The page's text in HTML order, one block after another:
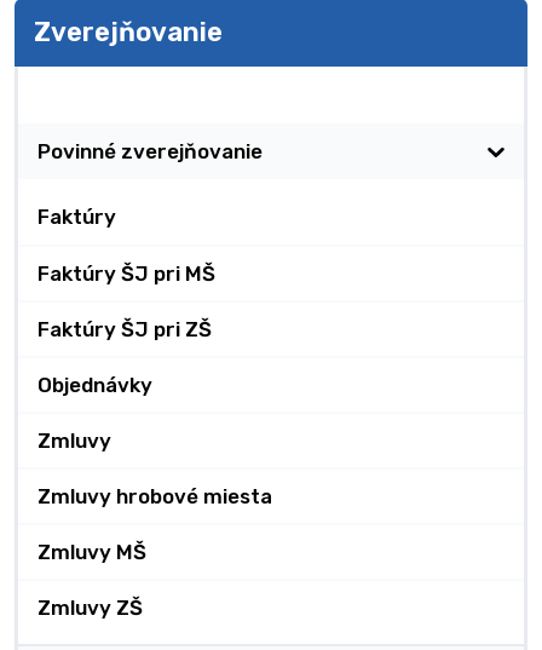
Zverejňovanie
Povinné zverejňovanie
Faktúry
Faktúry ŠJ pri MŠ
Faktúry ŠJ pri ZŠ
Objednávky
Zmluvy
Zmluvy hrobové miesta
Zmluvy MŠ
Zmluvy ZŠ